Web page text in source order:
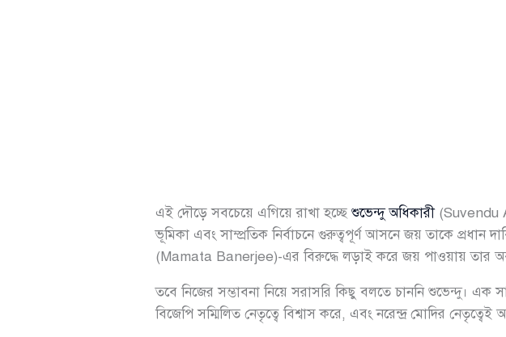
এই দৌড়ে সবচেয়ে এগিয়ে রাখা হচ্ছে শুভেন্দু অধিকারী(Suvendu
ভূমিকা এবং সাম্প্রতিক নির্বাচনে গুরুত্বপূর্ণ আসনে জয় তাকে প্রধান
(Mamata Banerjee)-এর বিরুদ্ধে লড়াই করে জয় পাওয়ায় তার
তবে নিজের সম্ভাবনা নিয়ে সরাসরি কিছু বলতে চাননি শুভেন্দু। এক
বিজেপি সম্মিলিত নেতৃত্বে বিশ্বাস করে, এবং নরেন্দ্র মোদির নেতৃত্বেই